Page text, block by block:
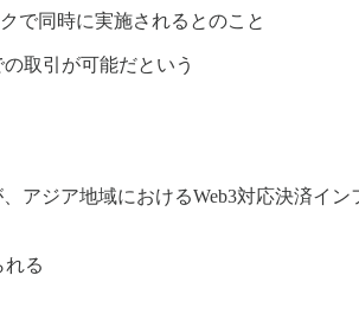
で同時に実施されるとのこと
取引が可能だという
アジア地域におけるWeb3対応決済イン
れる